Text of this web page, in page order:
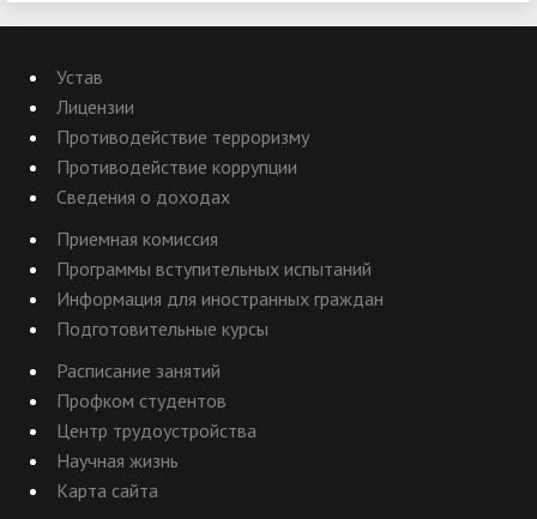
Устав
Лицензии
Противодействие терроризму
Противодействие коррупции
Сведения о доходах
Приемная комиссия
Программы вступительных испытаний
Информация для иностранных граждан
Подготовительные курсы
Расписание занятий
Профком студентов
Центр трудоустройства
Научная жизнь
Карта сайта